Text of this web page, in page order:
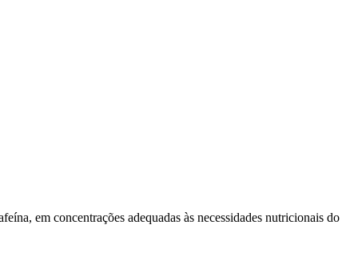
em concentrações adequadas às necessidades nutricionais do